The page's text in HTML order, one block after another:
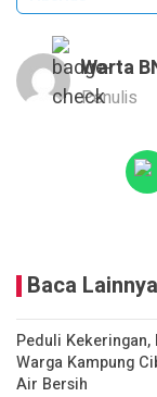
Warta
Penulis
Baca Lainnya
Peduli
Warga Kampung
Air Bersih